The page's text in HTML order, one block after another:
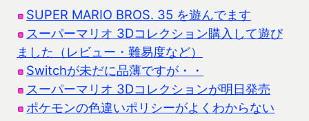
SUPER MARIO BROS. 35 を遊んでます
スーパーマリオ 3Dコレクション購入して遊び
ました（レビュー・難易度など）
Switchが未だに品薄ですが・・
スーパーマリオ 3Dコレクションが明日発売
ポケモンの色違いポリシーがよくわからない